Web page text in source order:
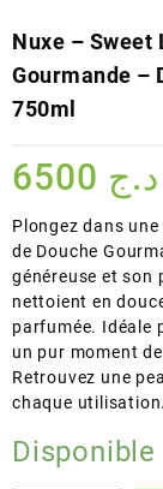
Nuxe – Sweet
Gourmande –
750ml
د.ج
Plongez dans
de Douche
généreuse et son
nettoient en
parfumée. Idéale
un pur moment
Retrouvez une
chaque utilisation.
Disponible